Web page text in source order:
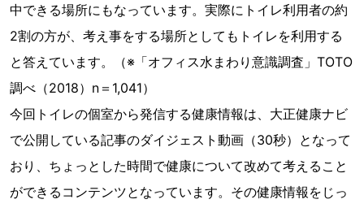
中できる場所にもなっています。実際にトイレ利用者の約
2割の方が、考え事をする場所としてもトイレを利用する
と答えています。（※「オフィス水まわり意識調査」TOTO
調べ（2018）n＝1,041）
今回トイレの個室から発信する健康情報は、大正健康ナビ
で公開している記事のダイジェスト動画（30秒）となって
おり、ちょっとした時間で健康について改めて考えること
ができるコンテンツとなっています。その健康情報をじっ